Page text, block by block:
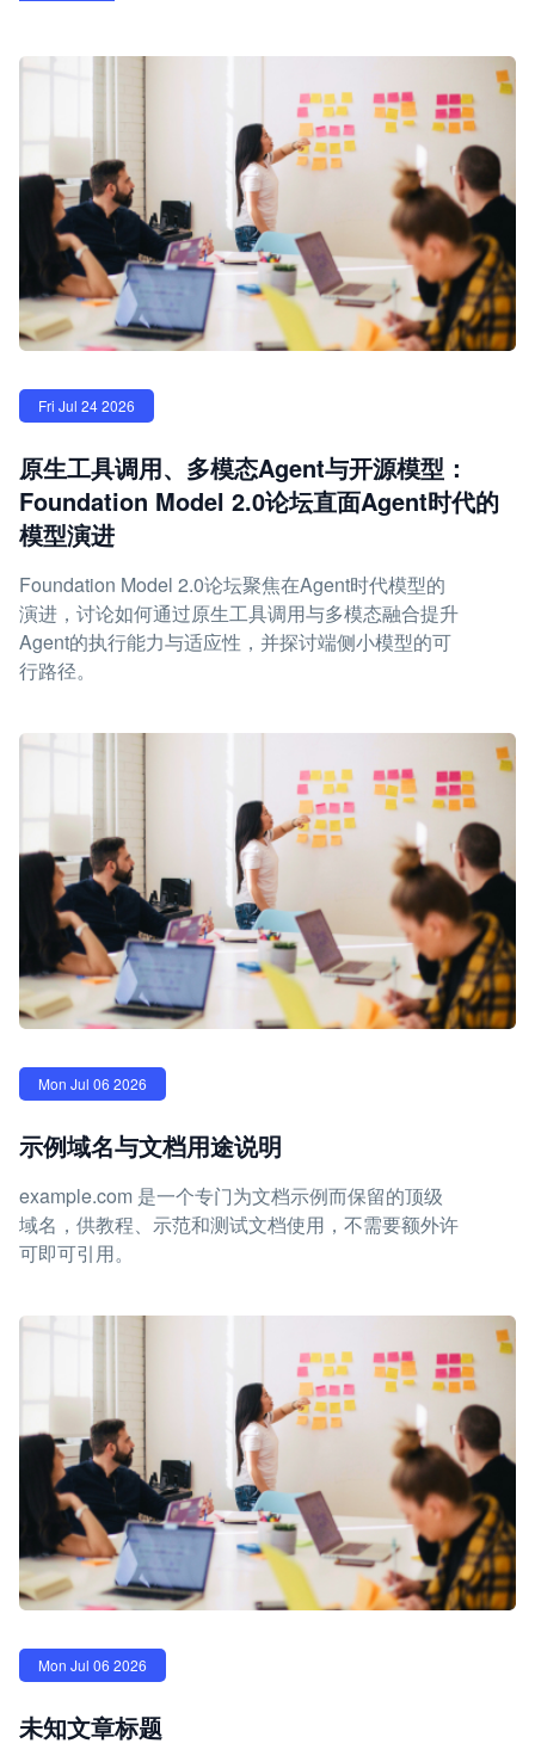
Fri Jul 24 2026
原生工具调用、多模态Agent与开源模型：
Foundation Model 2.0论坛直面Agent时代的
模型演进
Foundation Model 2.0论坛聚焦在Agent时代模型的
演进，讨论如何通过原生工具调用与多模态融合提升
Agent的执行能力与适应性，并探讨端侧小模型的可
行路径。
Mon Jul 06 2026
示例域名与文档用途说明
example.com 是一个专门为文档示例而保留的顶级
域名，供教程、示范和测试文档使用，不需要额外许
可即可引用。
Mon Jul 06 2026
未知文章标题